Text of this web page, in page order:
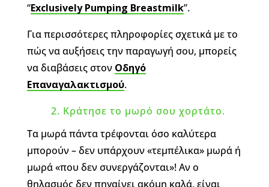
“Exclusively Pumping Breastmilk”.
Για περισσότερες πληροφορίες σχετικά με το
πώς να αυξήσεις την παραγωγή σου, μπορείς
να διαβάσεις στον Οδηγό
Επαναγαλακτισμού.
2. Κράτησε το μωρό σου χορτάτο.
Τα μωρά πάντα τρέφονται όσο καλύτερα
μπορούν – δεν υπάρχουν «τεμπέλικα» μωρά ή
μωρά «που δεν συνεργάζονται»! Αν ο
θηλασμός δεν πηγαίνει ακόμη καλά, είναι